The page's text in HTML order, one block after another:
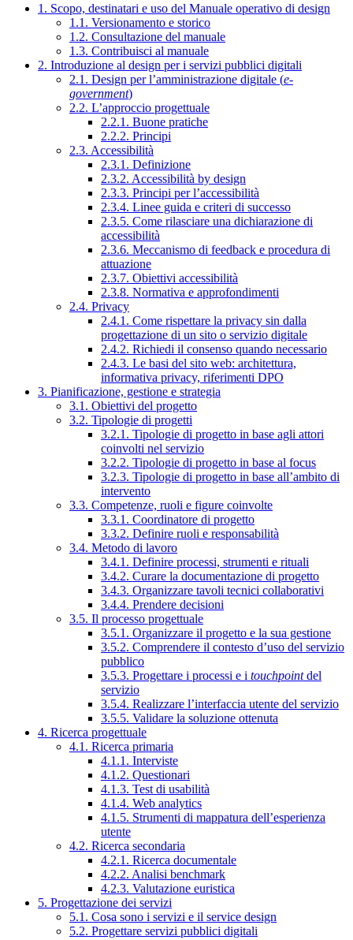
1. Scopo, destinatari e uso del Manuale operativo di design
1.1. Versionamento e storico
1.2. Consultazione del manuale
1.3. Contribuisci al manuale
2. Introduzione al design per i servizi pubblici digitali
2.1. Design per l’amministrazione digitale (e-
government)
2.2. L’approccio progettuale
2.2.1. Buone pratiche
2.2.2. Principi
2.3. Accessibilità
2.3.1. Definizione
2.3.2. Accessibilità by design
2.3.3. Principi per l’accessibilità
2.3.4. Linee guida e criteri di successo
2.3.5. Come rilasciare una dichiarazione di
accessibilità
2.3.6. Meccanismo di feedback e procedura di
attuazione
2.3.7. Obiettivi accessibilità
2.3.8. Normativa e approfondimenti
2.4. Privacy
2.4.1. Come rispettare la privacy sin dalla
progettazione di un sito o servizio digitale
2.4.2. Richiedi il consenso quando necessario
2.4.3. Le basi del sito web: architettura,
informativa privacy, riferimenti DPO
3. Pianificazione, gestione e strategia
3.1. Obiettivi del progetto
3.2. Tipologie di progetti
3.2.1. Tipologie di progetto in base agli attori
coinvolti nel servizio
3.2.2. Tipologie di progetto in base al focus
3.2.3. Tipologie di progetto in base all’ambito di
intervento
3.3. Competenze, ruoli e figure coinvolte
3.3.1. Coordinatore di progetto
3.3.2. Definire ruoli e responsabilità
3.4. Metodo di lavoro
3.4.1. Definire processi, strumenti e rituali
3.4.2. Curare la documentazione di progetto
3.4.3. Organizzare tavoli tecnici collaborativi
3.4.4. Prendere decisioni
3.5. Il processo progettuale
3.5.1. Organizzare il progetto e la sua gestione
3.5.2. Comprendere il contesto d’uso del servizio
pubblico
3.5.3. Progettare i processi e i touchpointdel
servizio
3.5.4. Realizzare l’interfaccia utente del servizio
3.5.5. Validare la soluzione ottenuta
4. Ricerca progettuale
4.1. Ricerca primaria
4.1.1. Interviste
4.1.2. Questionari
4.1.3. Test di usabilità
4.1.4. Web analytics
4.1.5. Strumenti di mappatura dell’esperienza
utente
4.2. Ricerca secondaria
4.2.1. Ricerca documentale
4.2.2. Analisi benchmark
4.2.3. Valutazione euristica
5. Progettazione dei servizi
5.1. Cosa sono i servizi e il service design
5.2. Progettare servizi pubblici digitali